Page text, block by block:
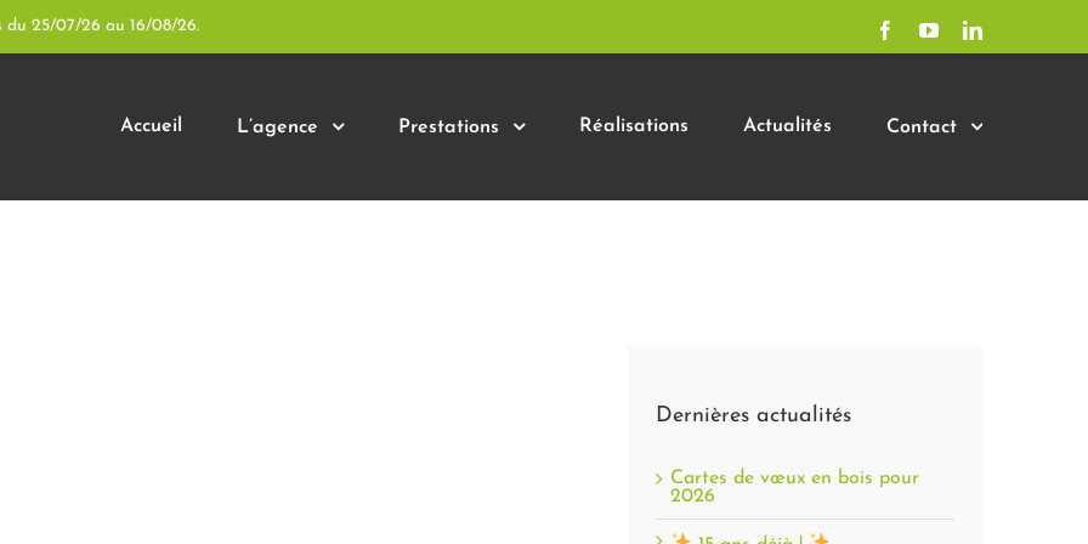
du 25/07/26 au 16/08/26. FacebookYouTubeLinkedIn
Accueil L’agence Prestations Réalisations Actualités Contact
Dernières actualités
Cartes de vœux en bois pour
2026